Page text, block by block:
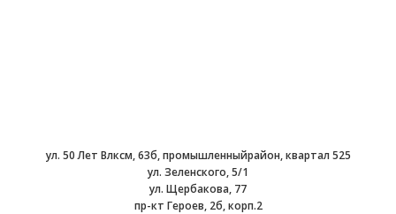
ул. 50 Лет Влксм, 63б, промышленныйрайон, квартал 525
ул. Зеленского, 5/1
ул. Щербакова, 77
пр-кт Героев, 2б, корп.2